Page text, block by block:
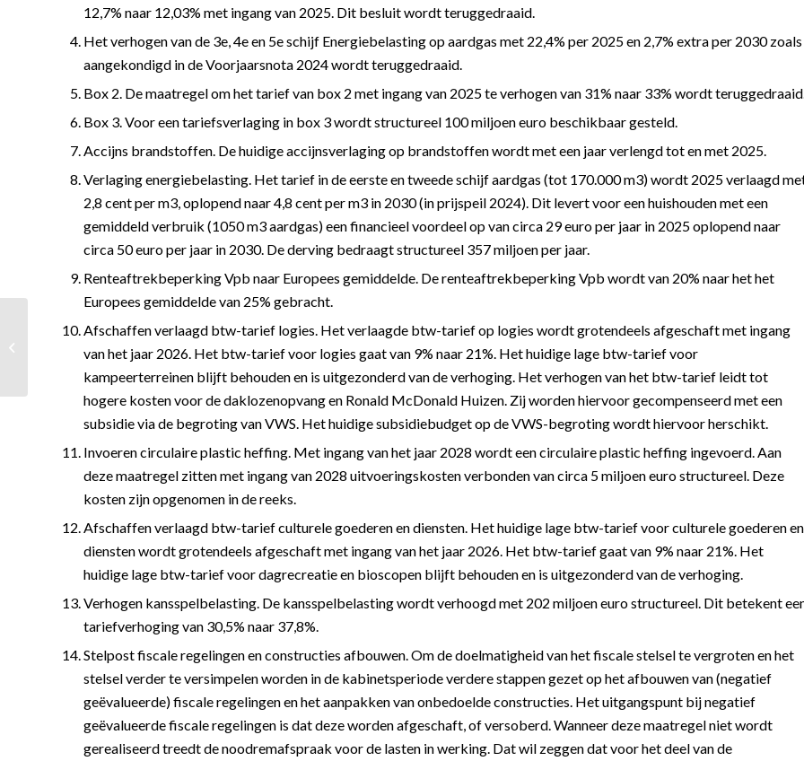
12,7% naar 12,03% met ingang van 2025. Dit besluit wordt teruggedraaid.
Het verhogen van de 3e, 4e en 5e schijf Energiebelasting op aardgas met 22,4% per 2025 en 2,7% extra per 2030 zoals
aangekondigd in de Voorjaarsnota 2024 wordt teruggedraaid.
Box 2. De maatregel om het tarief van box 2 met ingang van 2025 te verhogen van 31% naar 33% wordt
Box 3. Voor een tariefsverlaging in box 3 wordt structureel 100 miljoen euro beschikbaar gesteld.
Accijns brandstoffen. De huidige accijnsverlaging op brandstoffen wordt met een jaar verlengd tot en met 2025.
Verlaging energiebelasting. Het tarief in de eerste en tweede schijf aardgas (tot 170.000 m3) wordt 2025 verlaagd
2,8 cent per m3, oplopend naar 4,8 cent per m3 in 2030 (in prijspeil 2024). Dit levert voor een huishouden met een
gemiddeld verbruik (1050 m3 aardgas) een financieel voordeel op van circa 29 euro per jaar in 2025 oplopend naar
circa 50 euro per jaar in 2030. De derving bedraagt structureel 357 miljoen per jaar.
Renteaftrekbeperking Vpb naar Europees gemiddelde. De renteaftrekbeperking Vpb wordt van 20% naar het het
Europees gemiddelde van 25% gebracht.
Afschaffen verlaagd btw-tarief logies. Het verlaagde btw-tarief op logies wordt grotendeels afgeschaft met ingang
van het jaar 2026. Het btw-tarief voor logies gaat van 9% naar 21%. Het huidige lage btw-tarief voor
kampeerterreinen blijft behouden en is uitgezonderd van de verhoging. Het verhogen van het btw-tarief leidt tot
hogere kosten voor de daklozenopvang en Ronald McDonald Huizen. Zij worden hiervoor gecompenseerd met een
subsidie via de begroting van VWS. Het huidige subsidiebudget op de VWS-begroting wordt hiervoor herschikt.
Invoeren circulaire plastic heffing. Met ingang van het jaar 2028 wordt een circulaire plastic heffing ingevoerd. Aan
deze maatregel zitten met ingang van 2028 uitvoeringskosten verbonden van circa 5 miljoen euro structureel. Deze
kosten zijn opgenomen in de reeks.
Afschaffen verlaagd btw-tarief culturele goederen en diensten. Het huidige lage btw-tarief voor culturele goederen en
diensten wordt grotendeels afgeschaft met ingang van het jaar 2026. Het btw-tarief gaat van 9% naar 21%. Het
huidige lage btw-tarief voor dagrecreatie en bioscopen blijft behouden en is uitgezonderd van de verhoging.
Verhogen kansspelbelasting. De kansspelbelasting wordt verhoogd met 202 miljoen euro structureel. Dit betekent
tariefverhoging van 30,5% naar 37,8%.
Stelpost fiscale regelingen en constructies afbouwen. Om de doelmatigheid van het fiscale stelsel te vergroten en het
stelsel verder te versimpelen worden in de kabinetsperiode verdere stappen gezet op het afbouwen van (negatief
geëvalueerde) fiscale regelingen en het aanpakken van onbedoelde constructies. Het uitgangspunt bij negatief
geëvalueerde fiscale regelingen is dat deze worden afgeschaft, of versoberd. Wanneer deze maatregel niet wordt
gerealiseerd treedt de noodremafspraak voor de lasten in werking. Dat wil zeggen dat voor het deel van de
Ontslag via emotionele
Whatsapp geldig?